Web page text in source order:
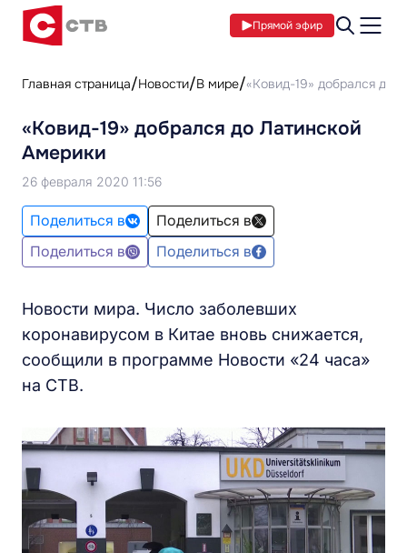
Прямой эфир
Главная страница Новости В мире «Ковид-19» добрался до
«Ковид-19» добрался до Латинской
Америки
26 февраля 2020 11:56
Поделиться в
Поделиться в
Поделиться в
Поделиться в
Новости мира. Число заболевших
коронавирусом в Китае вновь снижается,
сообщили в программе Новости «24 часа»
на СТВ.